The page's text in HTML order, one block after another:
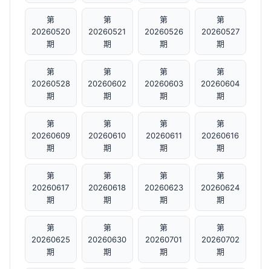
第
20260520
期
第
20260521
期
第
20260526
期
第
20260527
期
第
20260528
期
第
20260602
期
第
20260603
期
第
20260604
期
第
20260609
期
第
20260610
期
第
20260611
期
第
20260616
期
第
20260617
期
第
20260618
期
第
20260623
期
第
20260624
期
第
20260625
期
第
20260630
期
第
20260701
期
第
20260702
期